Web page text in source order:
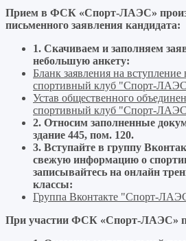
Прием в ФСК «Спорт-ЛАЭС»
письменного заявления кандидата:
1. Скачиваем и заполняем
небольшую анкету:
Бланк заявления на вступление
спортивный клуб "Спорт-
Устав общественного
спортивный клуб "Спорт-
2. Относим заполненные
здание 445, пом. 120.
3. Вступайте в группу
свежую информацию о
записывайтесь на онлайн
классы:
Группа Вконтакте "Спорт-
При участии ФСК «Спорт-ЛАЭС»